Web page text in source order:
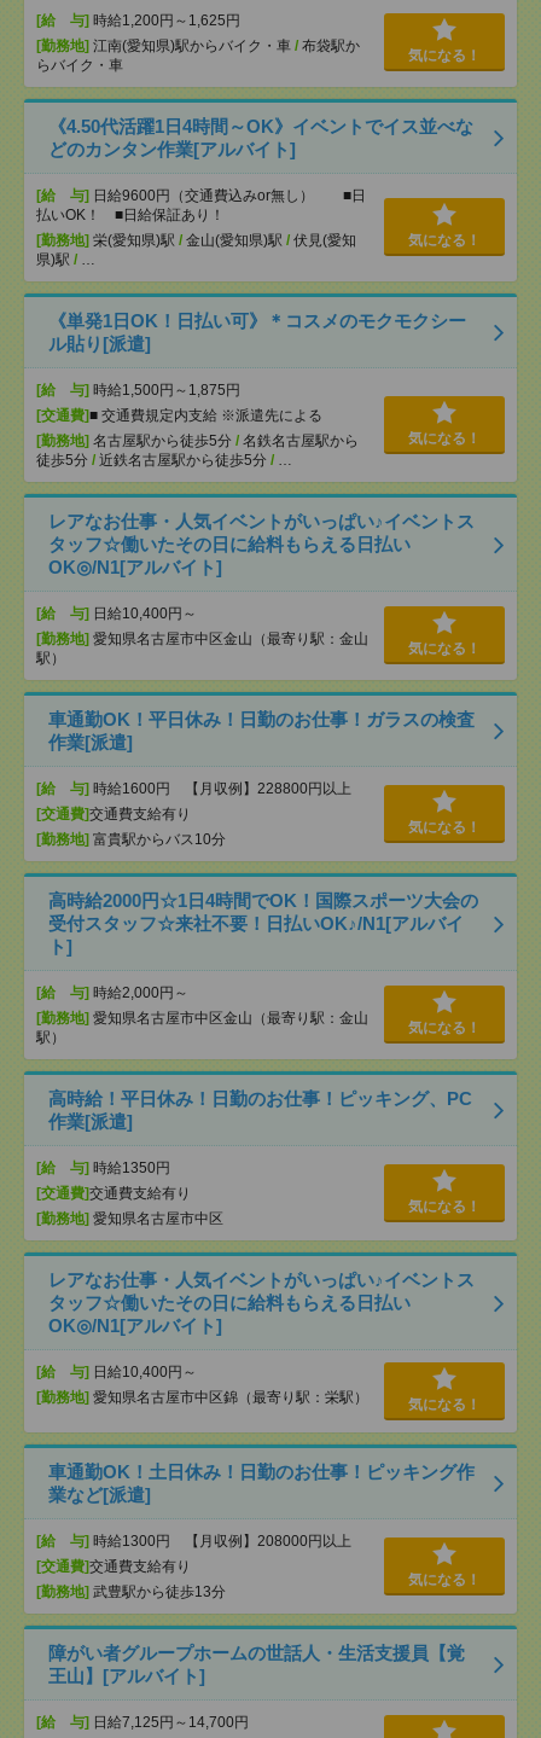
[給 与] 時給1,200円～1,625円
[勤務地] 江南(愛知県)駅からバイク・車 / 布袋駅か
らバイク・車
気になる！
《4.50代活躍1日4時間～OK》イベントでイス並べな
どのカンタン作業[アルバイト]
[給 与] 日給9600円（交通費込みor無し） ■日
払いOK！ ■日給保証あり！
[勤務地] 栄(愛知県)駅 / 金山(愛知県)駅 / 伏見(愛知
県)駅 / …
気になる！
《単発1日OK！日払い可》＊コスメのモクモクシー
ル貼り[派遣]
[給 与] 時給1,500円～1,875円
[交通費]■ 交通費規定内支給 ※派遣先による
[勤務地] 名古屋駅から徒歩5分 / 名鉄名古屋駅から
徒歩5分 / 近鉄名古屋駅から徒歩5分 / …
気になる！
レアなお仕事・人気イベントがいっぱい♪イベントス
タッフ☆働いたその日に給料もらえる日払い
OK◎/N1[アルバイト]
[給 与] 日給10,400円～
[勤務地] 愛知県名古屋市中区金山（最寄り駅：金山
駅）
気になる！
車通勤OK！平日休み！日勤のお仕事！ガラスの検査
作業[派遣]
[給 与] 時給1600円 【月収例】228800円以上
[交通費]交通費支給有り
[勤務地] 富貴駅からバス10分
気になる！
高時給2000円☆1日4時間でOK！国際スポーツ大会の
受付スタッフ☆来社不要！日払いOK♪/N1[アルバイ
ト]
[給 与] 時給2,000円～
[勤務地] 愛知県名古屋市中区金山（最寄り駅：金山
駅）
気になる！
高時給！平日休み！日勤のお仕事！ピッキング、PC
作業[派遣]
[給 与] 時給1350円
[交通費]交通費支給有り
[勤務地] 愛知県名古屋市中区
気になる！
レアなお仕事・人気イベントがいっぱい♪イベントス
タッフ☆働いたその日に給料もらえる日払い
OK◎/N1[アルバイト]
[給 与] 日給10,400円～
[勤務地] 愛知県名古屋市中区錦（最寄り駅：栄駅） 気になる！
車通勤OK！土日休み！日勤のお仕事！ピッキング作
業など[派遣]
[給 与] 時給1300円 【月収例】208000円以上
[交通費]交通費支給有り
[勤務地] 武豊駅から徒歩13分
気になる！
障がい者グループホームの世話人・生活支援員【覚
王山】[アルバイト]
[給 与] 日給7,125円～14,700円